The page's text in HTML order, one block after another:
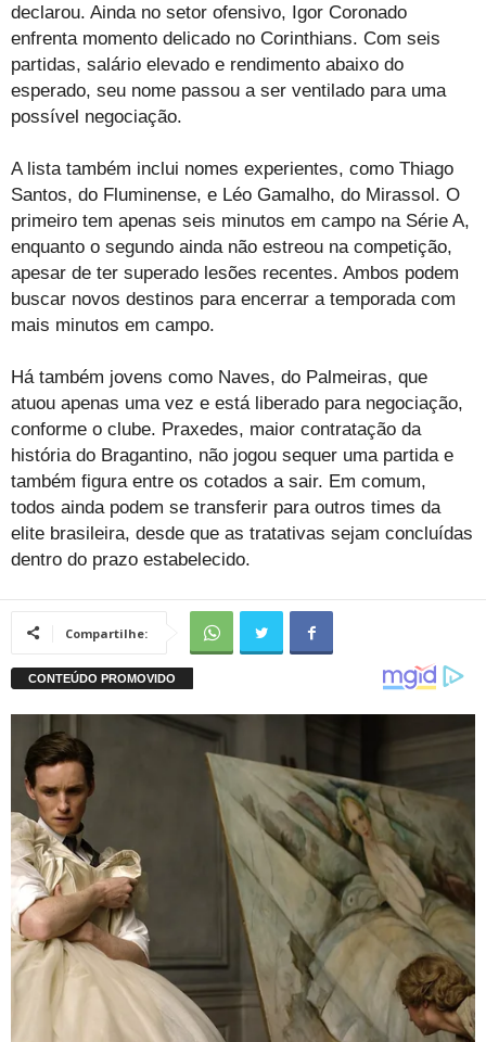
declarou. Ainda no setor ofensivo, Igor Coronado
enfrenta momento delicado no Corinthians. Com seis
partidas, salário elevado e rendimento abaixo do
esperado, seu nome passou a ser ventilado para uma
possível negociação.
A lista também inclui nomes experientes, como Thiago
Santos, do Fluminense, e Léo Gamalho, do Mirassol. O
primeiro tem apenas seis minutos em campo na Série A,
enquanto o segundo ainda não estreou na competição,
apesar de ter superado lesões recentes. Ambos podem
buscar novos destinos para encerrar a temporada com
mais minutos em campo.
Há também jovens como Naves, do Palmeiras, que
atuou apenas uma vez e está liberado para negociação,
conforme o clube. Praxedes, maior contratação da
história do Bragantino, não jogou sequer uma partida e
também figura entre os cotados a sair. Em comum,
todos ainda podem se transferir para outros times da
elite brasileira, desde que as tratativas sejam concluídas
dentro do prazo estabelecido.
Compartilhe: